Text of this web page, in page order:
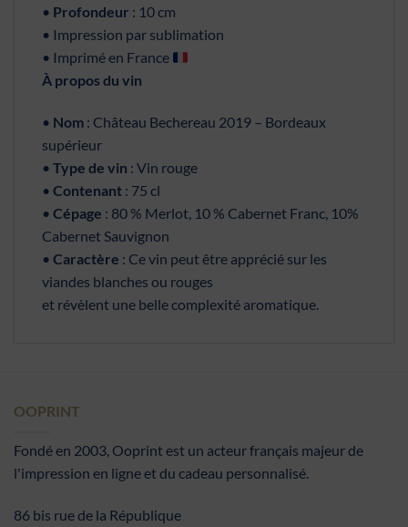
• Profondeur : 10 cm
• Impression par sublimation
• Imprimé en France
À propos du vin
• Nom : Château Bechereau 2019 – Bordeaux
supérieur
• Type de vin : Vin rouge
• Contenant : 75 cl
• Cépage : 80 % Merlot, 10 % Cabernet Franc, 10%
Cabernet Sauvignon
• Caractère : Ce vin peut être apprécié sur les
viandes blanches ou rouges
et révèlent une belle complexité aromatique.
OOPRINT
Fondé en 2003, Ooprint est un acteur français majeur de
l'impression en ligne et du cadeau personnalisé.
86 bis rue de la République